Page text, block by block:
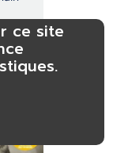
ce site